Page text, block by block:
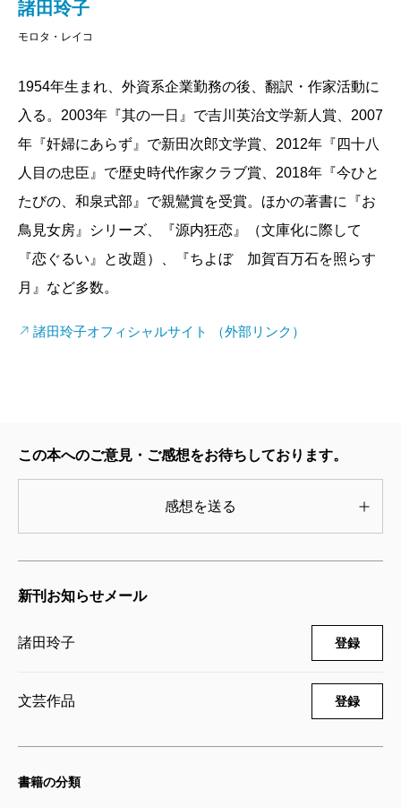
諸田玲子
モロタ・レイコ
1954年生まれ、外資系企業勤務の後、翻訳・作家活動に
入る。2003年『其の一日』で吉川英治文学新人賞、2007
年『奸婦にあらず』で新田次郎文学賞、2012年『四十八
人目の忠臣』で歴史時代作家クラブ賞、2018年『今ひと
たびの、和泉式部』で親鸞賞を受賞。ほかの著書に『お
鳥見女房』シリーズ、『源内狂恋』（文庫化に際して
『恋ぐるい』と改題）、『ちよぼ 加賀百万石を照らす
月』など多数。
諸田玲子オフィシャルサイト （外部リンク）
この本へのご意見・ご感想をお待ちしております。
感想を送る
新刊お知らせメール
諸田玲子 登録
文芸作品 登録
書籍の分類